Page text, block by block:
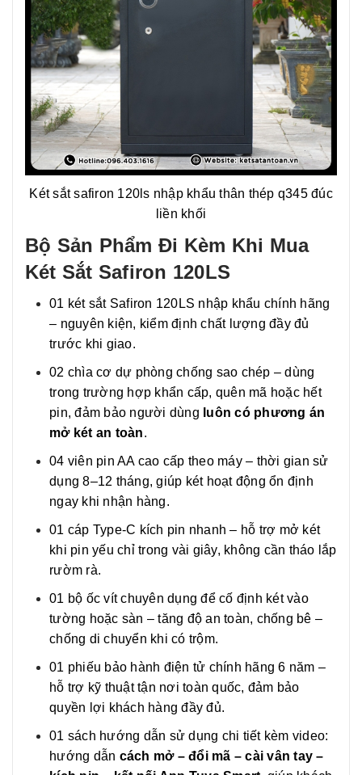
Két sắt safiron 120ls nhập khẩu thân thép q345 đúc
liền khối
Bộ Sản Phẩm Đi Kèm Khi Mua
Két Sắt Safiron 120LS
01 két sắt Safiron 120LS nhập khẩu chính hãng
– nguyên kiện, kiểm định chất lượng đầy đủ
trước khi giao.
02 chìa cơ dự phòng chống sao chép – dùng
trong trường hợp khẩn cấp, quên mã hoặc hết
pin, đảm bảo người dùng luôn có phương án
mở két an toàn.
04 viên pin AA cao cấp theo máy – thời gian sử
dụng 8–12 tháng, giúp két hoạt động ổn định
ngay khi nhận hàng.
01 cáp Type-C kích pin nhanh – hỗ trợ mở két
khi pin yếu chỉ trong vài giây, không cần tháo lắp
rườm rà.
01 bộ ốc vít chuyên dụng để cố định két vào
tường hoặc sàn – tăng độ an toàn, chống bê –
chống di chuyển khi có trộm.
01 phiếu bảo hành điện tử chính hãng 6 năm –
hỗ trợ kỹ thuật tận nơi toàn quốc, đảm bảo
quyền lợi khách hàng đầy đủ.
01 sách hướng dẫn sử dụng chi tiết kèm video:
hướng dẫn cách mở – đổi mã – cài vân tay –